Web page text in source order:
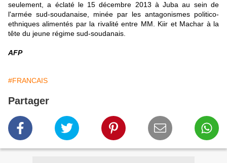
seulement, a éclaté le 15 décembre 2013 à Juba au sein de
l'armée sud-soudanaise, minée par les antagonismes politico-
ethniques alimentés par la rivalité entre MM. Kiir et Machar à la
tête du jeune régime sud-soudanais.
AFP
#FRANCAIS
Partager